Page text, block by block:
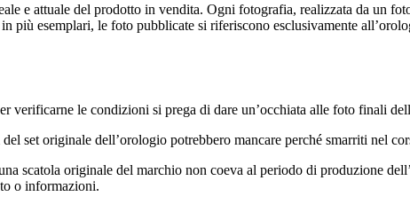
e attuale del prodotto in vendita. Ogni fotografia, realizzata da un
più esemplari, le foto pubblicate si riferiscono esclusivamente
verificarne le condizioni si prega di dare un’occhiata alle foto finali
set originale dell’orologio potrebbero mancare perché smarriti nel
scatola originale del marchio non coeva al periodo di produzione
o informazioni.